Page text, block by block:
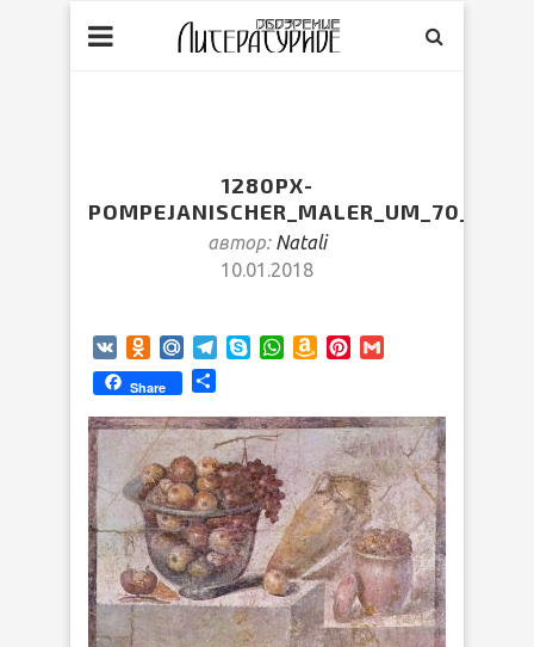
1280PX-
POMPEJANISCHER_MALER_UM_70_001
автор: Natali
10.01.2018
VK Odnoklassniki
Mail.RuTelegram
SkypeWhatsApp
AmazonPinterest
Share